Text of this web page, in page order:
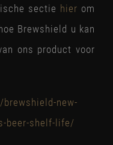
sectie hier om
Brewshield u kan
ons product voor
new-
beer-shelf-life/